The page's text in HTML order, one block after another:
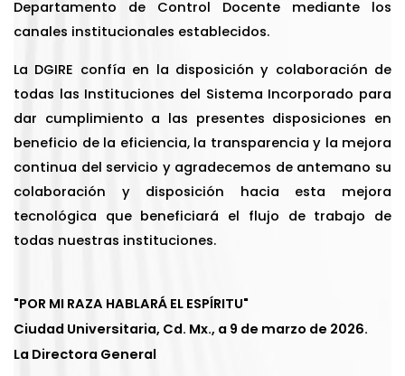
Departamento de Control Docente mediante los
canales institucionales establecidos.
La DGIRE confía en la disposición y colaboración de
todas las Instituciones del Sistema Incorporado para
dar cumplimiento a las presentes disposiciones en
beneficio de la eficiencia, la transparencia y la mejora
continua del servicio y agradecemos de antemano su
colaboración y disposición hacia esta mejora
tecnológica que beneficiará el flujo de trabajo de
todas nuestras instituciones.
"POR MI RAZA HABLARÁ EL ESPÍRITU"
Ciudad Universitaria, Cd. Mx., a 9 de marzo de 2026.
La Directora General